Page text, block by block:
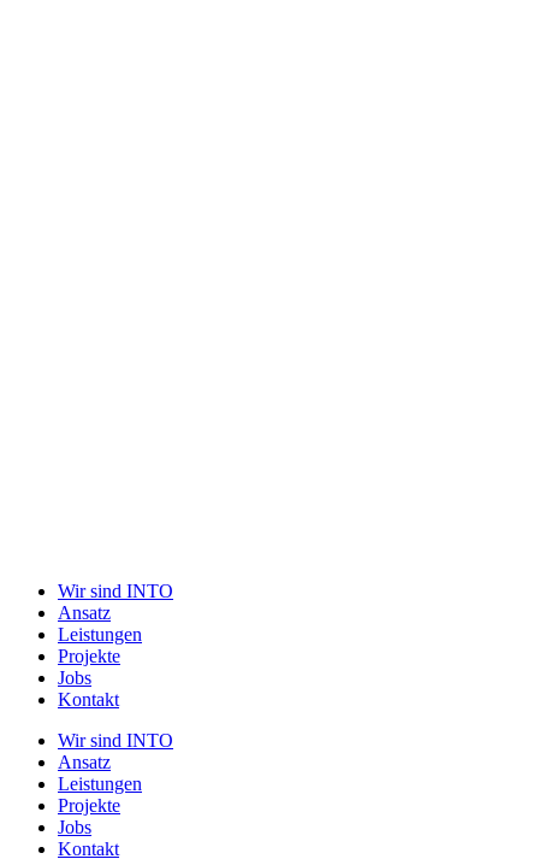
Wir sind INTO
Ansatz
Leistungen
Projekte
Jobs
Kontakt
Wir sind INTO
Ansatz
Leistungen
Projekte
Jobs
Kontakt